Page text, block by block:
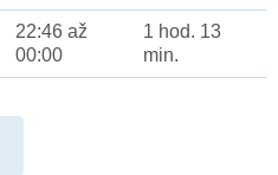
22:46 až
00:00
1 hod. 13
min.